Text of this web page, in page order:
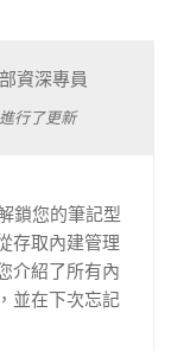
資深專員
進行了更新
鎖您的筆記型
存取內建管理
介紹了所有內
並在下次忘記